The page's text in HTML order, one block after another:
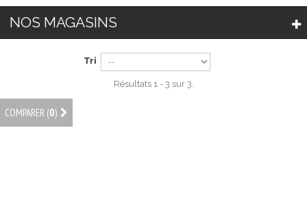
NOS MAGASINS
Tri
Résultats 1 - 3 sur 3.
COMPARER (0)